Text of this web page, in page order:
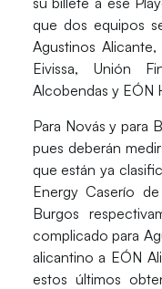
que dos equipos
Agustinos Alicante,
Eivissa, Unión
Alcobendas y EÓN
Para Novás y para
pues deberán
que están ya
Energy Caserío
Burgos
complicado para
alicantino a EÓN
estos últimos